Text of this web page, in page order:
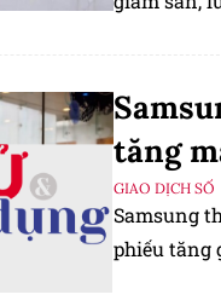
tăng
GIAO DỊCH SỐ
Samsung
phiếu tăng